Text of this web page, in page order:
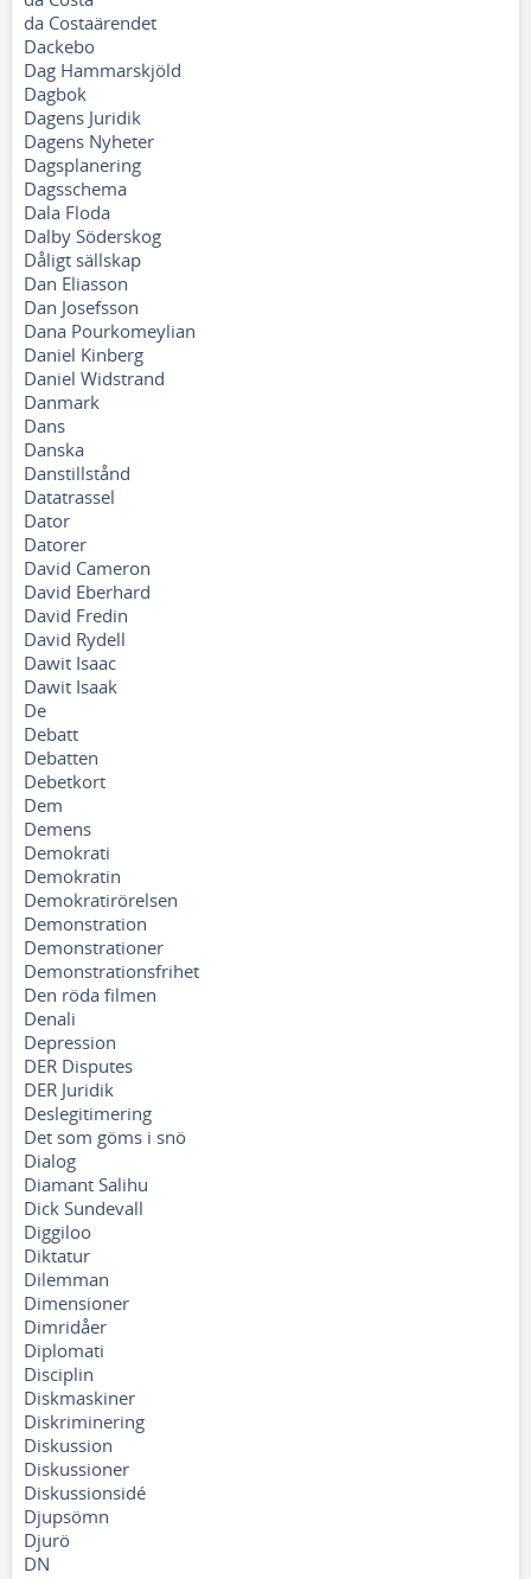
da Costaärendet
Dackebo
Dag Hammarskjöld
Dagbok
Dagens Juridik
Dagens Nyheter
Dagsplanering
Dagsschema
Dala Floda
Dalby Söderskog
Dåligt sällskap
Dan Eliasson
Dan Josefsson
Dana Pourkomeylian
Daniel Kinberg
Daniel Widstrand
Danmark
Dans
Danska
Danstillstånd
Datatrassel
Dator
Datorer
David Cameron
David Eberhard
David Fredin
David Rydell
Dawit Isaac
Dawit Isaak
De
Debatt
Debatten
Debetkort
Dem
Demens
Demokrati
Demokratin
Demokratirörelsen
Demonstration
Demonstrationer
Demonstrationsfrihet
Den röda filmen
Denali
Depression
DER Disputes
DER Juridik
Deslegitimering
Det som göms i snö
Dialog
Diamant Salihu
Dick Sundevall
Diggiloo
Diktatur
Dilemman
Dimensioner
Dimridåer
Diplomati
Disciplin
Diskmaskiner
Diskriminering
Diskussion
Diskussioner
Diskussionsidé
Djupsömn
Djurö
DN